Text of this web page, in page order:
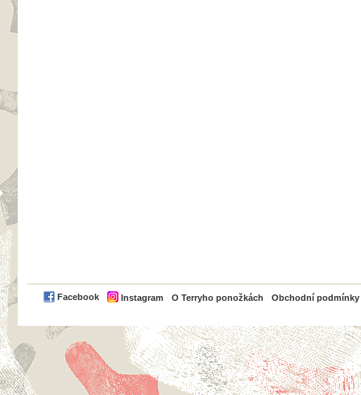
Facebook Instagram O Terryho ponožkách Obchodní podmínky
PayPal